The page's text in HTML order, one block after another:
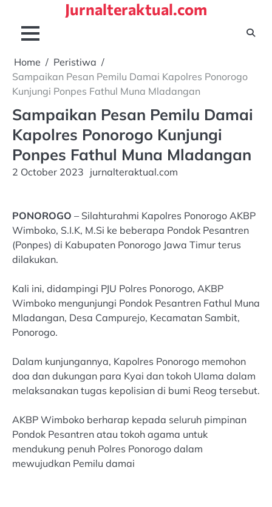
content
Jurnalteraktual.com
Home
Peristiwa
Sampaikan Pesan Pemilu Damai Kapolres Ponorogo
Kunjungi Ponpes Fathul Muna Mladangan
Sampaikan Pesan Pemilu Damai
Kapolres Ponorogo Kunjungi
Ponpes Fathul Muna Mladangan
2 October 2023 jurnalteraktual.com
PONOROGO – Silahturahmi Kapolres Ponorogo AKBP
Wimboko, S.I.K, M.Si ke beberapa Pondok Pesantren
(Ponpes) di Kabupaten Ponorogo Jawa Timur terus
dilakukan.
Kali ini, didampingi PJU Polres Ponorogo, AKBP
Wimboko mengunjungi Pondok Pesantren Fathul Muna
Mladangan, Desa Campurejo, Kecamatan Sambit,
Ponorogo.
Dalam kunjungannya, Kapolres Ponorogo memohon
doa dan dukungan para Kyai dan tokoh Ulama dalam
melaksanakan tugas kepolisian di bumi Reog tersebut.
AKBP Wimboko berharap kepada seluruh pimpinan
Pondok Pesantren atau tokoh agama untuk
mendukung penuh Polres Ponorogo dalam
mewujudkan Pemilu damai